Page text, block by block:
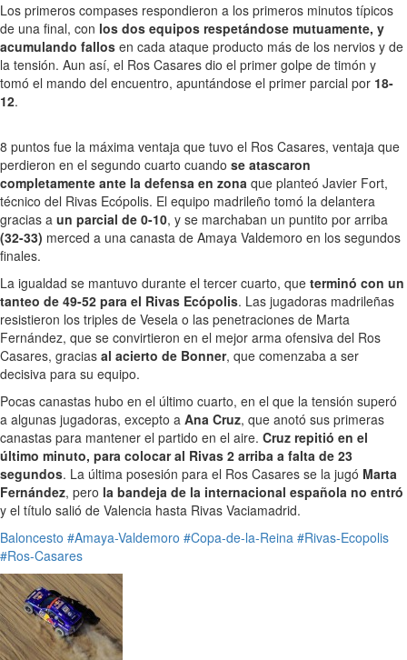
Los primeros compases respondieron a los primeros minutos típicos
de una final, con los dos equipos respetándose mutuamente, y
acumulando fallos en cada ataque producto más de los nervios y de
la tensión. Aun así, el Ros Casares dio el primer golpe de timón y
tomó el mando del encuentro, apuntándose el primer parcial por 18-
12.
8 puntos fue la máxima ventaja que tuvo el Ros Casares, ventaja que
perdieron en el segundo cuarto cuando se atascaron
completamente ante la defensa en zona que planteó Javier Fort,
técnico del Rivas Ecópolis. El equipo madrileño tomó la delantera
gracias a un parcial de 0-10, y se marchaban un puntito por arriba
(32-33) merced a una canasta de Amaya Valdemoro en los segundos
finales.
La igualdad se mantuvo durante el tercer cuarto, que terminó con un
tanteo de 49-52 para el Rivas Ecópolis. Las jugadoras madrileñas
resistieron los triples de Vesela o las penetraciones de Marta
Fernández, que se convirtieron en el mejor arma ofensiva del Ros
Casares, gracias al acierto de Bonner, que comenzaba a ser
decisiva para su equipo.
Pocas canastas hubo en el último cuarto, en el que la tensión superó
a algunas jugadoras, excepto a Ana Cruz, que anotó sus primeras
canastas para mantener el partido en el aire. Cruz repitió en el
último minuto, para colocar al Rivas 2 arriba a falta de 23
segundos. La última posesión para el Ros Casares se la jugó Marta
Fernández, pero la bandeja de la internacional española no entró
y el título salió de Valencia hasta Rivas Vaciamadrid.
Baloncesto #Amaya-Valdemoro #Copa-de-la-Reina #Rivas-Ecopolis
#Ros-Casares